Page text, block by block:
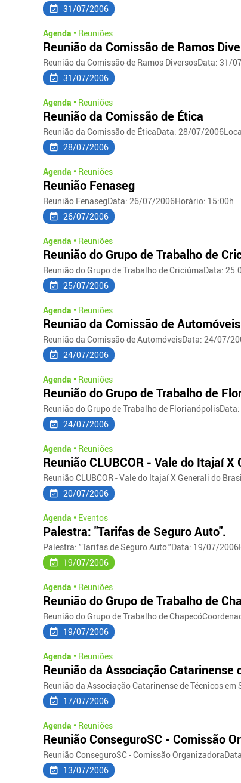
31/07/2006
Agenda • Reuniões
Reunião da Comissão de Ramos
Reunião da Comissão de Ramos DiversosData: 31/
31/07/2006
Agenda • Reuniões
Reunião da Comissão de Ética
Reunião da Comissão de ÉticaData: 28/07/
28/07/2006
Agenda • Reuniões
Reunião Fenaseg
Reunião FenasegData: 26/07/2006Horário: 15:00h
26/07/2006
Agenda • Reuniões
Reunião do Grupo de Trabalho de
Reunião do Grupo de Trabalho de CriciúmaData:
25/07/2006
Agenda • Reuniões
Reunião da Comissão de Automóveis
Reunião da Comissão de AutomóveisData: 24/07/
24/07/2006
Agenda • Reuniões
Reunião do Grupo de Trabalho de
Reunião do Grupo de Trabalho de
24/07/2006
Agenda • Reuniões
Reunião CLUBCOR - Vale do Itajaí X
Reunião CLUBCOR - Vale do Itajaí X Generali do
20/07/2006
Agenda • Eventos
Palestra: "Tarifas de Seguro Auto".
Palestra: "Tarifas de Seguro Auto."Data: 19/07/
19/07/2006
Agenda • Reuniões
Reunião do Grupo de Trabalho de
Reunião do Grupo de Trabalho de
19/07/2006
Agenda • Reuniões
Reunião da Associação Catarinense
Reunião da Associação Catarinense de Técnicos
17/07/2006
Agenda • Reuniões
Reunião ConseguroSC - Comissão
Reunião ConseguroSC - Comissão
13/07/2006